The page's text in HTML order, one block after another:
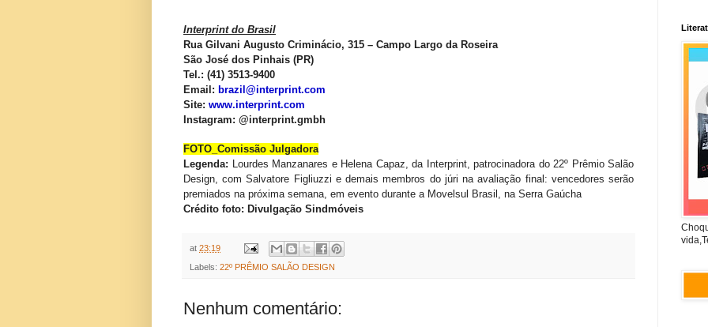
Interprint do Brasil
Rua Gilvani Augusto Criminácio, 315 – Campo Largo da Roseira
São José dos Pinhais (PR)
Tel.: (41) 3513-9400
Email: brazil@interprint.com
Site: www.interprint.com
Instagram: @interprint.gmbh
FOTO_Comissão Julgadora
Legenda: Lourdes Manzanares e Helena Capaz, da Interprint, patrocinadora do 22º Prêmio Salão
Design, com Salvatore Figliuzzi e demais membros do júri na avaliação final: vencedores serão
premiados na próxima semana, em evento durante a Movelsul Brasil, na Serra Gaúcha
Crédito foto: Divulgação Sindmóveis
at 23:19
Labels: 22º PRÊMIO SALÃO DESIGN
Nenhum comentário: